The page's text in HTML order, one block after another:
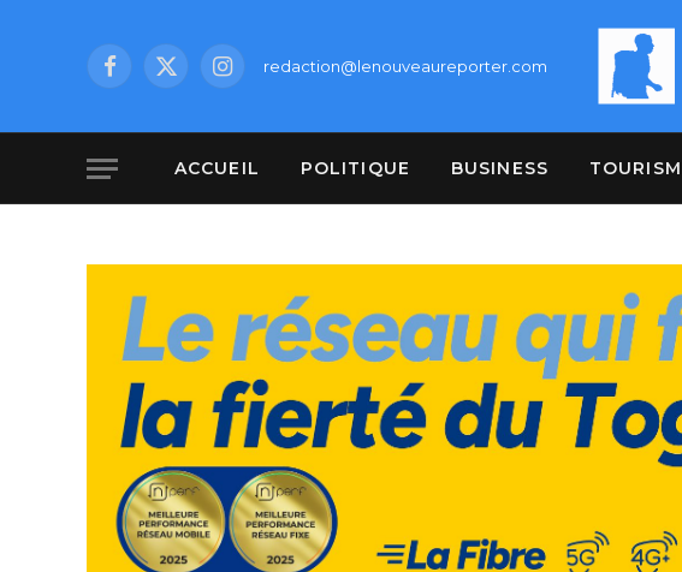
Facebook
X
Instagramredaction@lenouveaureporter.com
ACCUEIL POLITIQUE BUSINESS